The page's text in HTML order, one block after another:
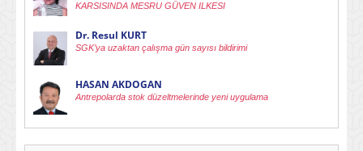
KARSISINDA MESRU GÜVEN ILKESI
Dr. Resul KURT
SGK’ya uzaktan çalışma gün sayısı bildirimi
HASAN AKDOGAN
Antrepolarda stok düzeltmelerinde yeni uygulama